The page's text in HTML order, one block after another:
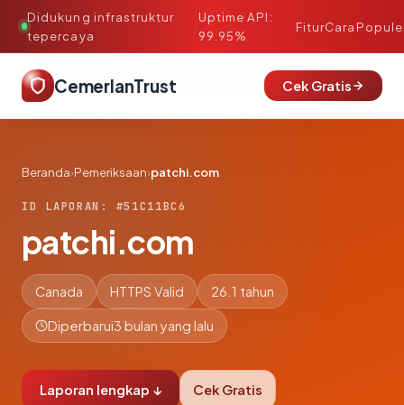
Didukung infrastruktur
tepercaya
·
Uptime API:
99.95%
FiturCara
CemerlanTrust Cek Gratis
Beranda›Pemeriksaan›patchi.com
ID LAPORAN: #51C11BC6
patchi.com
Canada HTTPS Valid 26.1 tahun
Diperbarui3 bulan yang lalu
Laporan lengkap ↓ Cek Gratis